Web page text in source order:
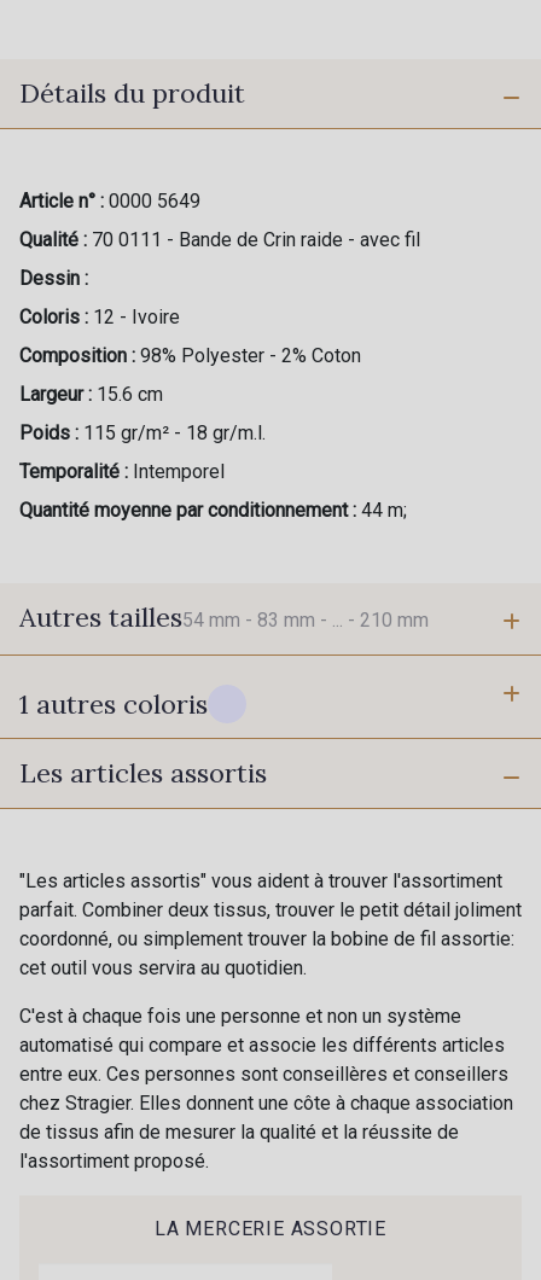
Détails du produit
Article n° : 0000 5649
Qualité : 70 0111 - Bande de Crin raide - avec fil
Dessin :
Coloris : 12 - Ivoire
Composition : 98% Polyester - 2% Coton
Largeur : 15.6 cm
Poids : 115 gr/m² - 18 gr/m.l.
Temporalité : Intemporel
Quantité moyenne par conditionnement : 44 m;
Autres tailles54 mm - 83 mm - ... - 210 mm
54 mm
100 mm
1 autres coloris
10 - Blanc
Les articles assortis
"Les articles assortis" vous aident à trouver l'assortiment
parfait. Combiner deux tissus, trouver le petit détail joliment
coordonné, ou simplement trouver la bobine de fil assortie:
cet outil vous servira au quotidien.
C'est à chaque fois une personne et non un système
automatisé qui compare et associe les différents articles
entre eux. Ces personnes sont conseillères et conseillers
chez Stragier. Elles donnent une côte à chaque association
de tissus afin de mesurer la qualité et la réussite de
l'assortiment proposé.
LA MERCERIE ASSORTIE
Cadeau : 10% offerts sur votre